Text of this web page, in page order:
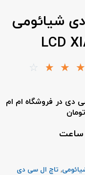
شیائومی
LCD
☆
☆
☆
☆
دی در فروشگاه ام ام
, تاچ ال سی دی